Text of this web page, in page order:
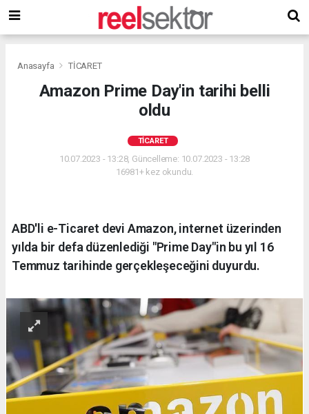
Anasayfa TİCARET
Amazon Prime Day'in tarihi belli
oldu
TİCARET
10.07.2023 - 13:28, Güncelleme: 10.07.2023 - 13:28
16981+ kez okundu.
ABD'li e-Ticaret devi Amazon, internet üzerinden
yılda bir defa düzenlediği "Prime Day"in bu yıl 16
Temmuz tarihinde gerçekleşeceğini duyurdu.